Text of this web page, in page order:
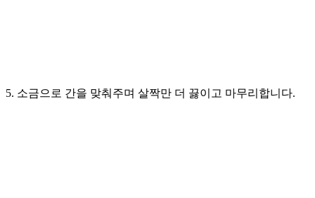
5. 소금으로 간을 맞춰주며 살짝만 더 끓이고 마무리합니다.